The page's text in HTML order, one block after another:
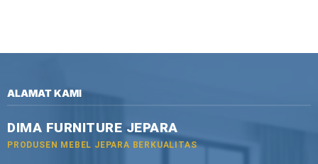
ALAMAT KAMI
DIMA FURNITURE JEPARA
PRODUSEN MEBEL JEPARA BERKUALITAS